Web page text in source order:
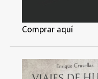
Comprar aquí